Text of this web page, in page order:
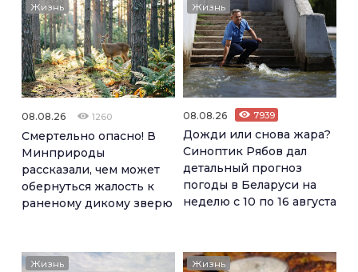
Жизнь
08.08.26 1260
Смертельно опасно! В
Минприроды
рассказали, чем может
обернуться жалость к
раненому дикому зверю
Жизнь
08.08.26 7939
Дожди или снова жара?
Синоптик Рябов дал
детальный прогноз
погоды в Беларуси на
неделю с 10 по 16 августа
Жизнь Жизнь